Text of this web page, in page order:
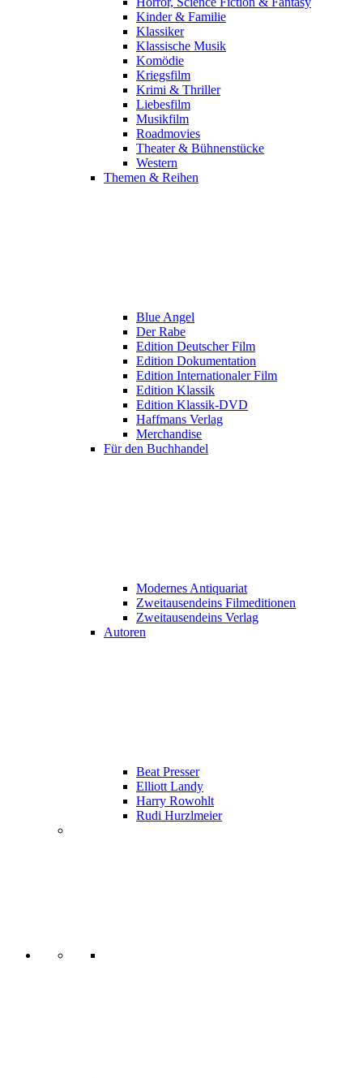
Kinder & Familie
Klassiker
Klassische Musik
Komödie
Kriegsfilm
Krimi & Thriller
Liebesfilm
Musikfilm
Roadmovies
Theater & Bühnenstücke
Western
Themen & Reihen
Blue Angel
Der Rabe
Edition Deutscher Film
Edition Dokumentation
Edition Internationaler Film
Edition Klassik
Edition Klassik-DVD
Haffmans Verlag
Merchandise
Für den Buchhandel
Modernes Antiquariat
Zweitausendeins Filmeditionen
Zweitausendeins Verlag
Autoren
Beat Presser
Elliott Landy
Harry Rowohlt
Rudi Hurzlmeier